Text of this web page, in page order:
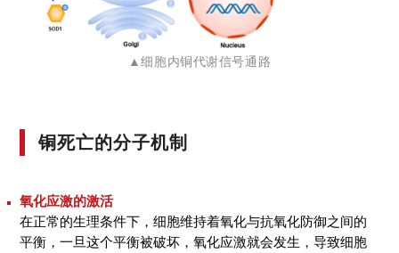
▲细胞内铜代谢信号通路
铜死亡的分子机制
氧化应激的激活
在正常的生理条件下，细胞维持着氧化与抗氧化防御之间的
平衡，一旦这个平衡被破坏，氧化应激就会发生，导致细胞